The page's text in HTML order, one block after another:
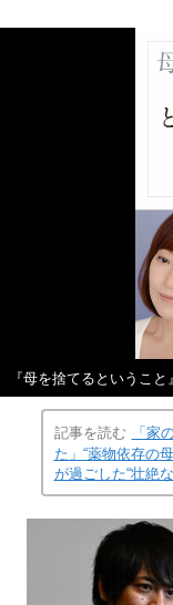
『母を捨てるということ
記事を読む
「家
た」“薬物依存の
が過ごした“壮絶